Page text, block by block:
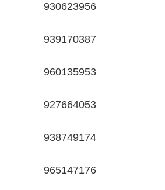
930623956
939170387
960135953
927664053
938749174
965147176